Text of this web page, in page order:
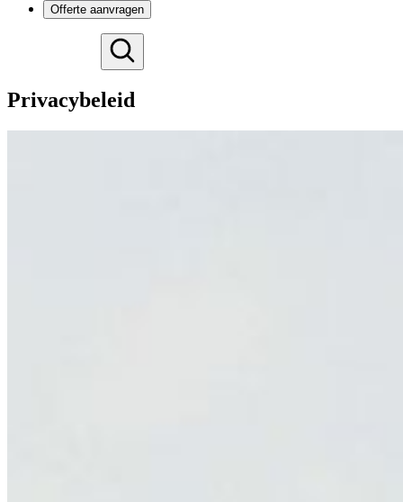
Offerte aanvragen
English
Español
Privacybeleid